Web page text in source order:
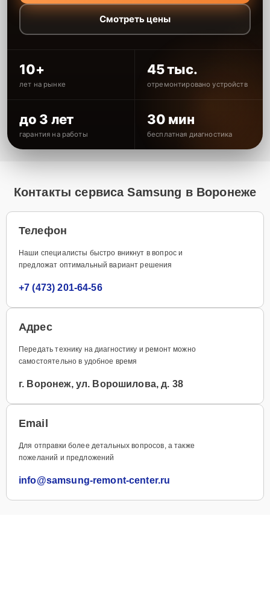
Смотреть цены
10+
лет на рынке
45 тыс.
отремонтировано устройств
до 3 лет
гарантия на работы
30 мин
бесплатная диагностика
Контакты сервиса Samsung в Воронеже
Телефон
Наши специалисты быстро вникнут в вопрос и
предложат оптимальный вариант решения
+7 (473) 201-64-56
Адрес
Передать технику на диагностику и ремонт можно
самостоятельно в удобное время
г. Воронеж, ул. Ворошилова, д. 38
Email
Для отправки более детальных вопросов, а также
пожеланий и предложений
info@samsung-remont-center.ru